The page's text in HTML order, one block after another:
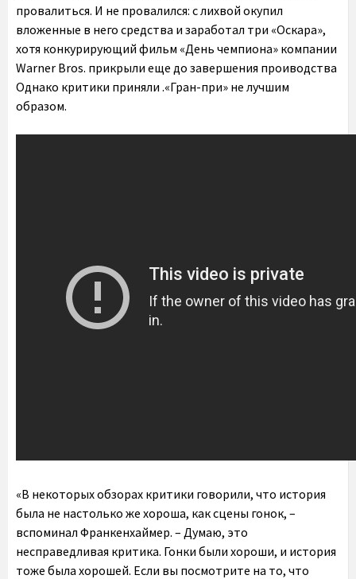
провалиться. И не провалился: с лихвой окупил
вложенные в него средства и заработал три «Оскара»,
хотя конкурирующий фильм «День чемпиона» компании
Warner Bros. прикрыли еще до завершения проиводства
Однако критики приняли .«Гран-при» не лучшим
образом.
«В некоторых обзорах критики говорили, что история
была не настолько же хороша, как сцены гонок, –
вспоминал Франкенхаймер. – Думаю, это
несправедливая критика. Гонки были хороши, и история
тоже была хорошей. Если вы посмотрите на то, что